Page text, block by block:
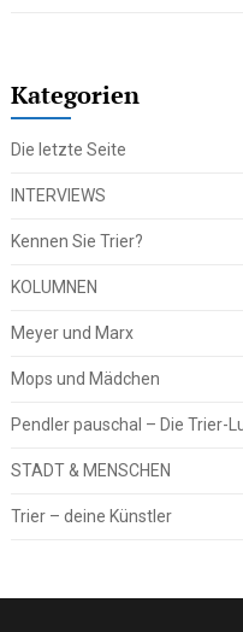
Kategorien
Die letzte Seite
INTERVIEWS
Kennen Sie Trier?
KOLUMNEN
Meyer und Marx
Mops und Mädchen
Pendler pauschal – Die Trier-
STADT & MENSCHEN
Trier – deine Künstler